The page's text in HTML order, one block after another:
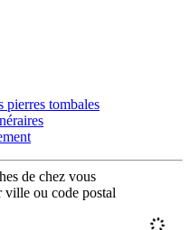
pierres tombales
de chez vous
ville ou code postal